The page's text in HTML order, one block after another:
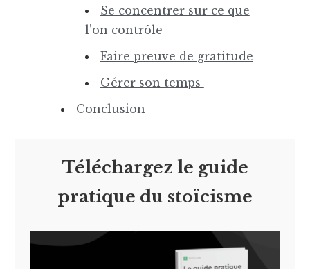
Se concentrer sur ce que
l’on contrôle
Faire preuve de gratitude
Gérer son temps
Conclusion
Téléchargez le guide
pratique du stoïcisme